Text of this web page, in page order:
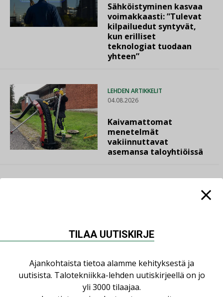
Sähköistyminen kasvaa
voimakkaasti: ”Tulevat
kilpailuedut syntyvät,
kun erilliset
teknologiat tuodaan
yhteen”
LEHDEN ARTIKKELIT
04.08.2026
Kaivamattomat
menetelmät
vakiinnuttavat
asemansa taloyhtiöissä
Datakeskusurakointi on tekniikkalaji
TILAA UUTISKIRJE
Ajankohtaista tietoa alamme kehityksestä ja
uutisista. Talotekniikka-lehden uutiskirjeellä on jo
yli 3000 tilaajaa.